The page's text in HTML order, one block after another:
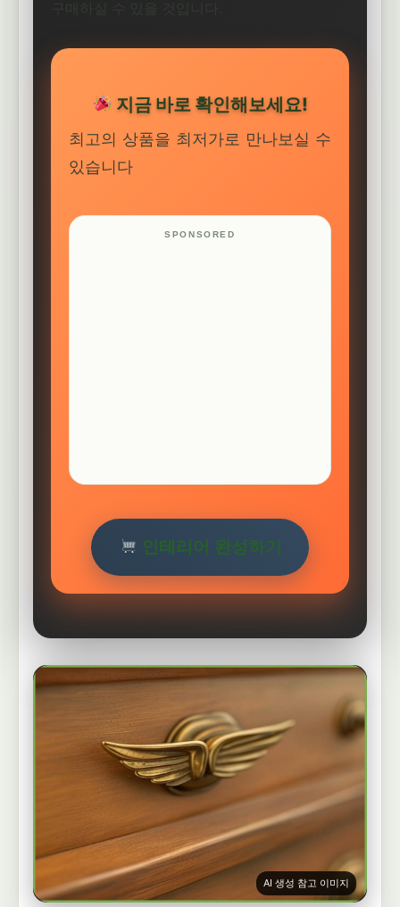
지금 바로 확인해보세요!
최고의 상품을 최저가로 만나보실 수
있습니다
인테리어 완성하기
AI 생성 참고 이미지